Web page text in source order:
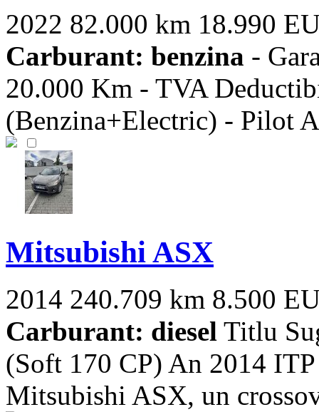
2022 82.000 km 18.990
Carburant: benzina -
20.000 Km - TVA
(Benzina+Electric) - Pilot
Mitsubishi ASX
2014 240.709 km 8.500
Carburant: diesel Titlu
(Soft 170 CP) An 2014
Mitsubishi ASX, un